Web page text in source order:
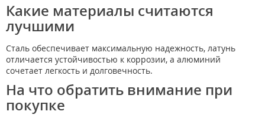
Какие материалы считаются
лучшими
Сталь обеспечивает максимальную надежность, латунь
отличается устойчивостью к коррозии, а алюминий
сочетает легкость и долговечность.
На что обратить внимание при
покупке